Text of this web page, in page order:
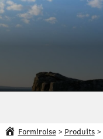
Aller
au
Sport
Santé
Formiroise> Produits>